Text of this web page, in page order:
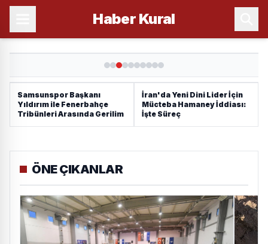
Haber Kural
Samsunspor Başkanı
Yıldırım ile Fenerbahçe
Tribünleri Arasında Gerilim
İran'da Yeni Dini Lider İçin
Mücteba Hamaney İddiası:
İşte Süreç
ÖNE ÇIKANLAR